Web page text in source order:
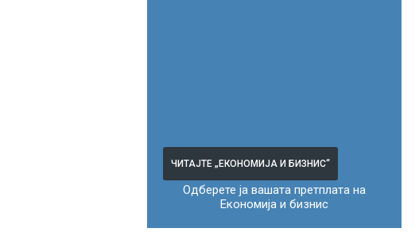
ЧИТАЈТЕ „ЕКОНОМИЈА И БИЗНИС“
Одберете ја вашата претплата на
Економија и бизнис